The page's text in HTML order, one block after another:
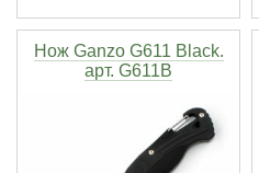
Нож Ganzo G611 Black.
арт. G611B